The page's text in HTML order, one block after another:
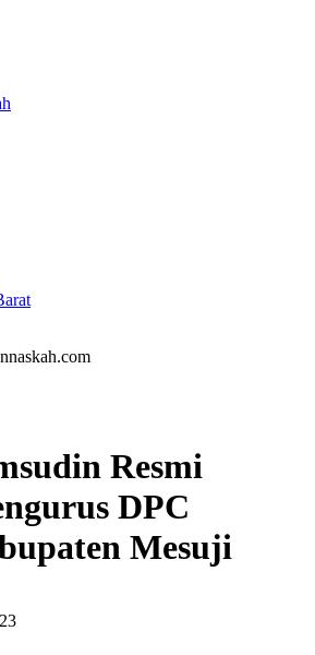
Resmi
DPC
Mesuji